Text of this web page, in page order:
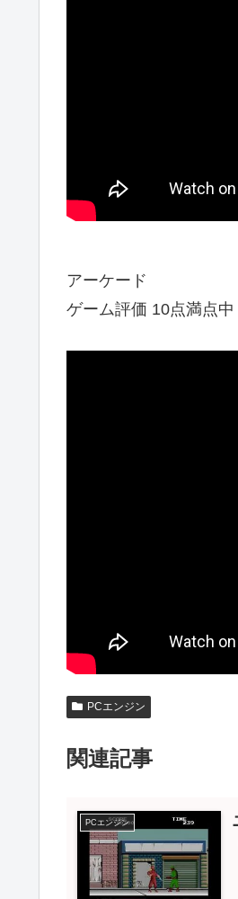
アーケード
ゲーム評価 10点満点中
PCエンジン
関連記事
PCエンジン